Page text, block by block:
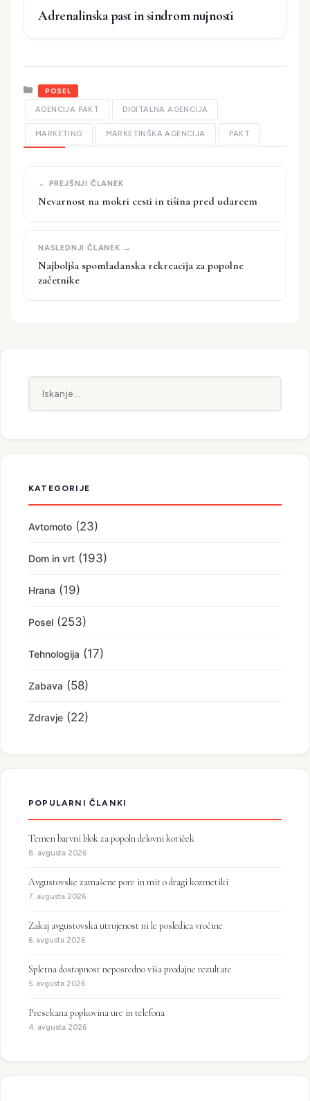
Adrenalinska past in sindrom nujnosti
Kategorije
POSEL
AGENCIJA PAKT DIGITALNA AGENCIJA
MARKETING MARKETINŠKA AGENCIJA PAKT
Nevarnost na mokri cesti in tišina pred udarcem
Najboljša spomladanska rekreacija za popolne
začetnike
KATEGORIJE
Avtomoto (23)
Dom in vrt (193)
Hrana (19)
Posel (253)
Tehnologija (17)
Zabava (58)
Zdravje (22)
POPULARNI ČLANKI
Temen barvni blok za popoln delovni kotiček
8. avgusta 2026
Avgustovske zamašene pore in mit o dragi kozmetiki
7. avgusta 2026
Zakaj avgustovska utrujenost ni le posledica vročine
6. avgusta 2026
Spletna dostopnost neposredno viša prodajne rezultate
5. avgusta 2026
Presekana popkovina ure in telefona
4. avgusta 2026